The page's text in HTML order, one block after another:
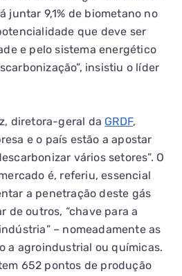
juntar 9,1% de biometano no
que deve ser
e pelo sistema energético
insistiu o líder
diretora-geral da GRDF,
e o país estão a apostar
vários setores”. O
é, referiu, essencial
a penetração deste gás
de outros, “chave para a
– nomeadamente as
a agroindustrial ou químicas.
652 pontos de produção